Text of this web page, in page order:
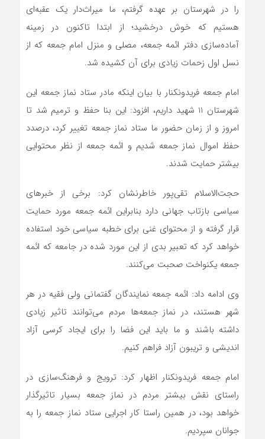
را در شهرستان بر عهده گرفتم، ما میراث‌دار یک عقبه‌ای
هستیم که خوش درخشید؛ از ابتدا تاکنون در زمینه
آماده‌سازی دفتر ائمه جمعه، مصلی و منزل امام جمعه که از
نسل اول زحمات زیادی برای آن کشیده شد.
امام جمعه فریدونکنار با بیان اینکه مادر ستاد نماز جمعه این
شهرستان 11 شهید داریم، افزود: این بنا حفظ و ترمیم شد تا
امروز و از زمان حضور ما ستاد نماز جمعه تغییر کرد، درصدد
حفظ اموال نماز جمعه شدیم و ائمه جمعه از نظر محتوایی
بیشتر حمایت شدند.
حجت‌الاسلام تقی‌پور خاطرنشان کرد: برخی از خبرهای
سیاسی بازتاب جهانی دارد بنابراین ائمه جمعه مورد حمایت
قرار گرفته و از محتوای غنی برای خطبه سیاسی خود استفاده
خواهد کرد که تعبیر بدی از این مورد شده در جامعه که ائمه
جمعه یکنواخت صحبت می‌کنند.
وی ادامه داد: ائمه جمعه نمایندگان گفتمانی ولی فقیه در هر
شهر هستند، در نماز جمعه‌ها مردم می‌توانند تاثیر زیادی
داشته باشند و ما باید این فضا را برای ایجاد کرسی آزاد
اندیشی و تریبون آزاد فراهم کنیم.
امام جمعه فریدونکنار اظهار کرد: ترویج و فرهنگ‌سازی در
راستای نقش بیشتر مردم در نماز جمعه بسیار تاثیرگذار
خواهد بود، در همین راستا کار اجرایی ستاد نماز جمعه را به
جوانان سپردیم.